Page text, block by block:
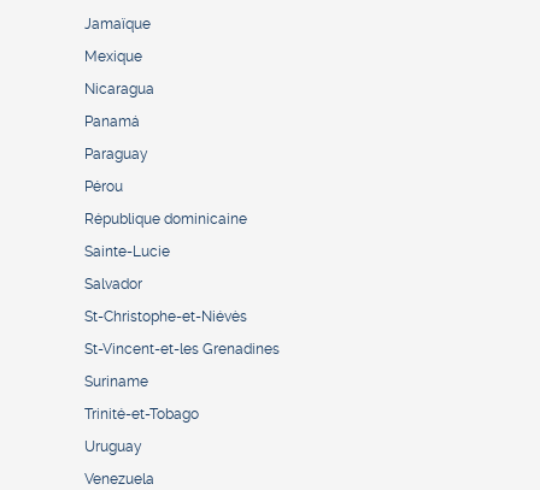
Jamaïque
Mexique
Nicaragua
Panamá
Paraguay
Pérou
République dominicaine
Sainte-Lucie
Salvador
St-Christophe-et-Niévès
St-Vincent-et-les Grenadines
Suriname
Trinité-et-Tobago
Uruguay
Venezuela